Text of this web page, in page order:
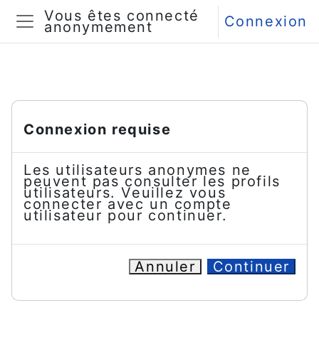
Passer au contenu principal
Panneau latéral
Vous êtes connecté
anonymement Connexion
Connexion requise
Les utilisateurs anonymes ne
peuvent pas consulter les profils
utilisateurs. Veuillez vous
connecter avec un compte
utilisateur pour continuer.
Annuler Continuer